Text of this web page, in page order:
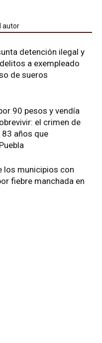
autor
detención ilegal y
a exempleado
de sueros
90 pesos y vendía
el crimen de
83 años que
los municipios con
fiebre manchada en